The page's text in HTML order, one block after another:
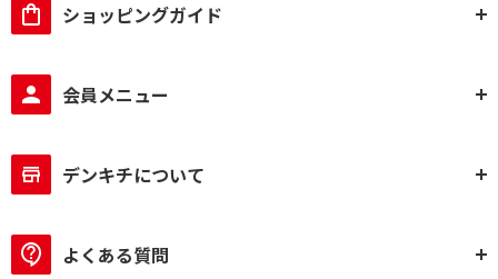
ショッピングガイド
会員メニュー
デンキチについて
よくある質問